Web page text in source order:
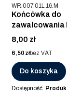
Kod produktu
WR.007.01L.16.M
Końcówka do
zawalcowania
gwint lewy, AISI
POLER
Cena
8,00 zł
Cena
6,50 złbez VAT
Do koszyka
Dostępność: